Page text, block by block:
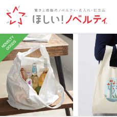
TOP エコバッグ・トートバッグ